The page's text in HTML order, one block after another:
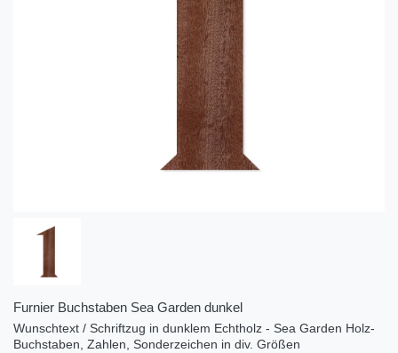
Furnier Buchstaben Sea Garden dunkel
Wunschtext / Schriftzug in dunklem Echtholz - Sea Garden Holz-
Buchstaben, Zahlen, Sonderzeichen in div. Größen